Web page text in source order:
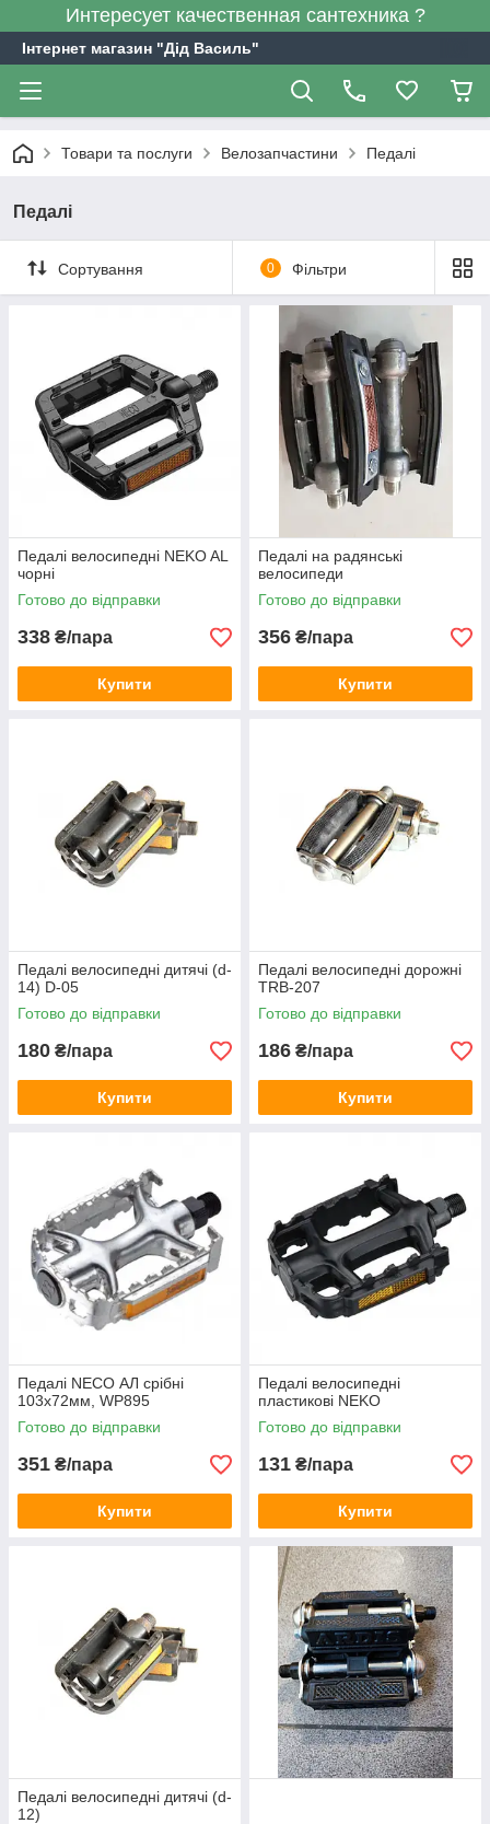
Интересует качественная сантехника ?
Інтернет магазин "Дід Василь"
Товари та послуги Велозапчастини Педалі
Педалі
Сортування 0 Фільтри
Педалі велосипедні NEKO AL
чорні
Готово до відправки
338 ₴/пара
Купити
Педалі на радянські
велосипеди
Готово до відправки
356 ₴/пара
Купити
Педалі велосипедні дитячі (d-
14) D-05
Готово до відправки
180 ₴/пара
Купити
Педалі велосипедні дорожні
TRB-207
Готово до відправки
186 ₴/пара
Купити
Педалі NECO АЛ срібні
103х72мм, WР895
Готово до відправки
351 ₴/пара
Купити
Педалі велосипедні
пластикові NEKO
Готово до відправки
131 ₴/пара
Купити
Педалі велосипедні дитячі (d-
12)